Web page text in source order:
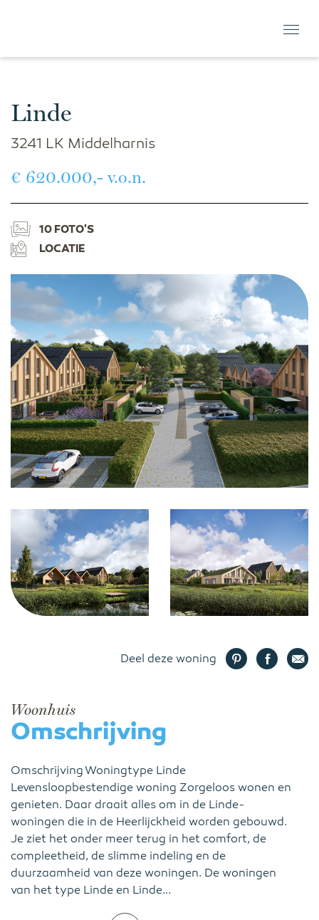
Linde
3241 LK Middelharnis
€ 620.000,- v.o.n.
10 FOTO'S
LOCATIE
Deel deze woning
Woonhuis
Omschrijving
Omschrijving Woningtype Linde
Levensloopbestendige woning Zorgeloos wonen en
genieten. Daar draait alles om in de Linde-
woningen die in de Heerlijckheid worden gebouwd.
Je ziet het onder meer terug in het comfort, de
compleetheid, de slimme indeling en de
duurzaamheid van deze woningen. De woningen
van het type Linde en Linde...